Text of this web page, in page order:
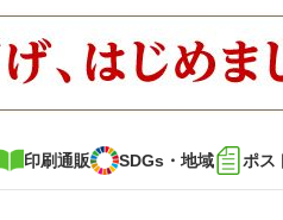
印刷通販 SDGs・地域 ポス